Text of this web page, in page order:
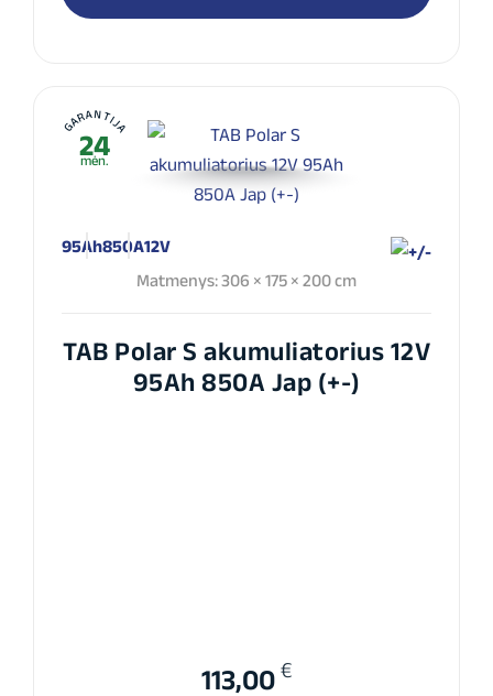
GARANTIJA
24
mėn.
95Ah850A12V
Matmenys: 306 × 175 × 200 cm
TAB Polar S akumuliatorius 12V
95Ah 850A Jap (+-)
113,00 €